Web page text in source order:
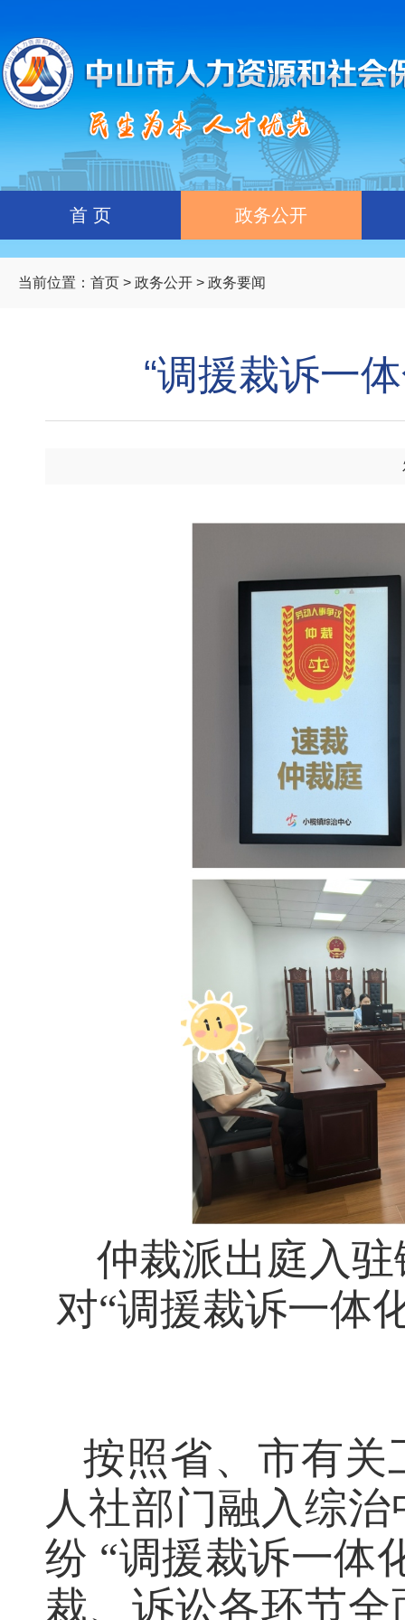
首 页 政务公开
当前位置： 首页 > 政务公开 > 政务要闻
“调援裁诉一
仲裁派出庭入
对“调援裁诉一体
按照省、市有关
人社部门融入综
纷 “调援裁诉一体
裁、诉讼各环节